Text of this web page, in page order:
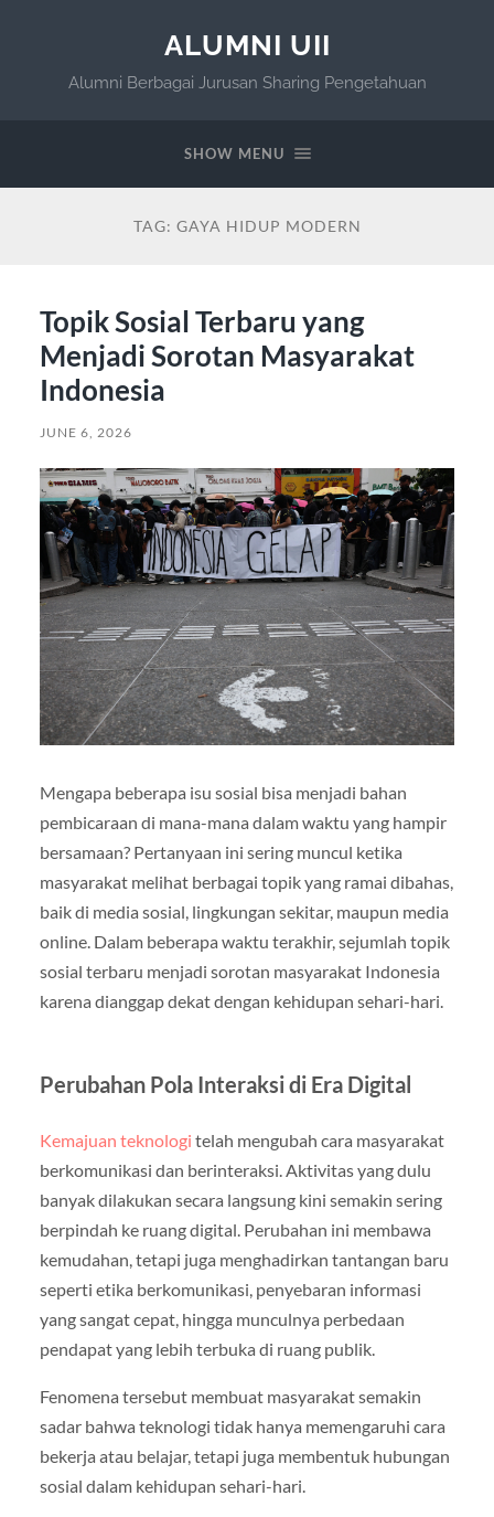
ALUMNI UII
Alumni Berbagai Jurusan Sharing Pengetahuan
SHOW MENU
TAG: GAYA HIDUP MODERN
Topik Sosial Terbaru yang
Menjadi Sorotan Masyarakat
Indonesia
JUNE 6, 2026
Mengapa beberapa isu sosial bisa menjadi bahan
pembicaraan di mana-mana dalam waktu yang hampir
bersamaan? Pertanyaan ini sering muncul ketika
masyarakat melihat berbagai topik yang ramai dibahas,
baik di media sosial, lingkungan sekitar, maupun media
online. Dalam beberapa waktu terakhir, sejumlah topik
sosial terbaru menjadi sorotan masyarakat Indonesia
karena dianggap dekat dengan kehidupan sehari-hari.
Perubahan Pola Interaksi di Era Digital
Kemajuan teknologi telah mengubah cara masyarakat
berkomunikasi dan berinteraksi. Aktivitas yang dulu
banyak dilakukan secara langsung kini semakin sering
berpindah ke ruang digital. Perubahan ini membawa
kemudahan, tetapi juga menghadirkan tantangan baru
seperti etika berkomunikasi, penyebaran informasi
yang sangat cepat, hingga munculnya perbedaan
pendapat yang lebih terbuka di ruang publik.
Fenomena tersebut membuat masyarakat semakin
sadar bahwa teknologi tidak hanya memengaruhi cara
bekerja atau belajar, tetapi juga membentuk hubungan
sosial dalam kehidupan sehari-hari.